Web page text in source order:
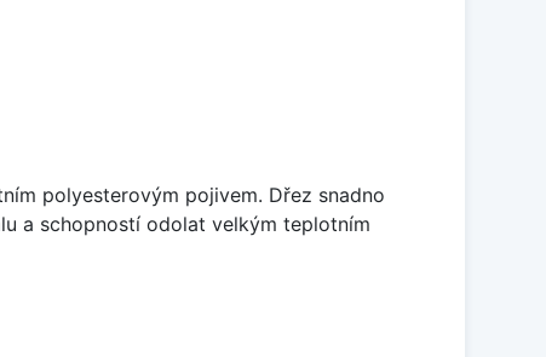
polyesterovým pojivem. Dřez snadno
a schopností odolat velkým teplotním